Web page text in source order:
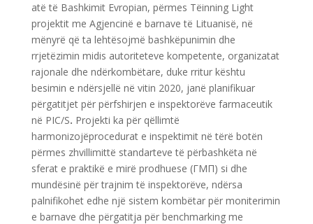
atë të Bashkimit Evropian, përmes Tëinning Light
projektit me Agjencinë e barnave të Lituanisë, në
mënyrë që ta lehtësojmë bashkëpunimin dhe
rrjetëzimin midis autoriteteve kompetente, organizatat
rajonale dhe ndërkombëtare, duke rritur kështu
besimin e ndërsjellë në vitin 2020, janë planifikuar
përgatitjet për përfshirjen e inspektorëve farmaceutik
në PIC/S. Projekti ka për qëllimtë
harmonizojëprocedurat e inspektimit në tërë botën
përmes zhvillimittë standarteve të përbashkëta në
sferat e praktikë e mirë prodhuese (ГМП) si dhe
mundësinë për trajnim të inspektorëve, ndërsa
palnifikohet edhe një sistem kombëtar për moniterimin
e barnave dhe përgatitja për benchmarking me